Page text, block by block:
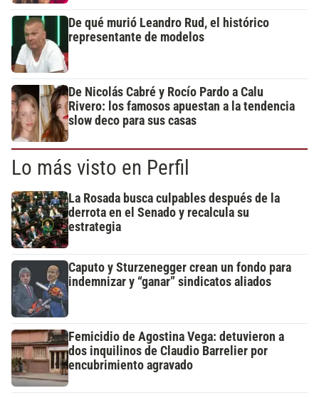
De qué murió Leandro Rud, el histórico
representante de modelos
De Nicolás Cabré y Rocío Pardo a Calu
Rivero: los famosos apuestan a la tendencia
slow deco para sus casas
Lo más visto en Perfil
La Rosada busca culpables después de la
derrota en el Senado y recalcula su
estrategia
Caputo y Sturzenegger crean un fondo para
indemnizar y “ganar” sindicatos aliados
Femicidio de Agostina Vega: detuvieron a
dos inquilinos de Claudio Barrelier por
encubrimiento agravado